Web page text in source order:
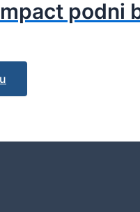
podni